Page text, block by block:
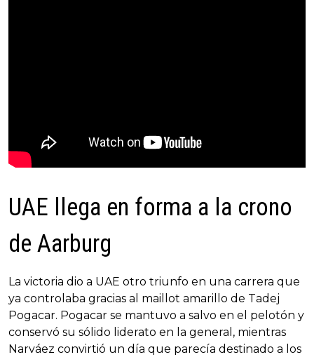
UAE llega en forma a la crono
de Aarburg
La victoria dio a UAE otro triunfo en una carrera que
ya controlaba gracias al maillot amarillo de Tadej
Pogacar. Pogacar se mantuvo a salvo en el pelotón y
conservó su sólido liderato en la general, mientras
Narváez convirtió un día que parecía destinado a los